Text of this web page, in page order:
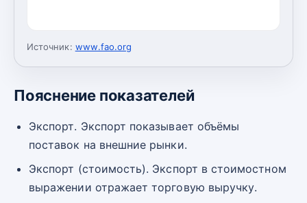
Источник: www.fao.org
Пояснение показателей
Экспорт. Экспорт показывает объёмы
поставок на внешние рынки.
Экспорт (стоимость). Экспорт в стоимостном
выражении отражает торговую выручку.